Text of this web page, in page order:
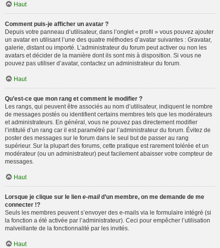
Haut
Comment puis-je afficher un avatar ?
Depuis votre panneau d’utilisateur, dans l’onglet « profil » vous pouvez ajouter
un avatar en utilisant l’une des quatre méthodes d’avatar suivantes : Gravatar,
galerie, distant ou importé. L’administrateur du forum peut activer ou non les
avatars et décider de la manière dont ils sont mis à disposition. Si vous ne
pouvez pas utiliser d’avatar, contactez un administrateur du forum.
Haut
Qu’est-ce que mon rang et comment le modifier ?
Les rangs, qui peuvent être associés au nom d’utilisateur, indiquent le nombre
de messages postés ou identifient certains membres tels que les modérateurs
et administrateurs. En général, vous ne pouvez pas directement modifier
l’intitulé d’un rang car il est paramétré par l’administrateur du forum. Évitez de
poster des messages sur le forum dans le seul but de passer au rang
supérieur. Sur la plupart des forums, cette pratique est rarement tolérée et un
modérateur (ou un administrateur) peut facilement abaisser votre compteur de
messages.
Haut
Lorsque je clique sur le lien e-maild’un membre, on me demande de me
connecter !?
Seuls les membres peuvent s’envoyer des e-mails via le formulaire intégré (si
la fonction a été activée par l’administrateur). Ceci pour empêcher l’utilisation
malveillante de la fonctionnalité par les invités.
Haut